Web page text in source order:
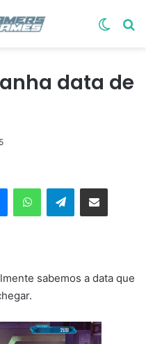
data de
MessengerWhatsAppTelegramCompartilhar via e-mail
sabemos a data que